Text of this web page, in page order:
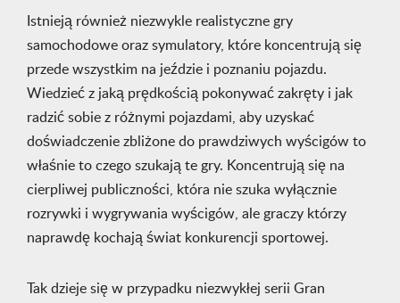
Istnieją również niezwykle realistyczne gry
samochodowe oraz symulatory, które koncentrują się
przede wszystkim na jeździe i poznaniu pojazdu.
Wiedzieć z jaką prędkością pokonywać zakręty i jak
radzić sobie z różnymi pojazdami, aby uzyskać
doświadczenie zbliżone do prawdziwych wyścigów to
właśnie to czego szukają te gry. Koncentrują się na
cierpliwej publiczności, która nie szuka wyłącznie
rozrywki i wygrywania wyścigów, ale graczy którzy
naprawdę kochają świat konkurencji sportowej.
Tak dzieje się w przypadku niezwykłej serii Gran